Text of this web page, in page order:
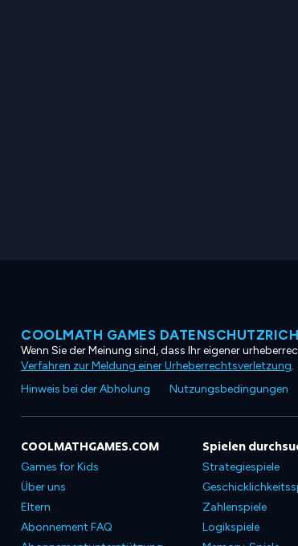
COOLMATH GAMES
Wenn Sie der Meinung sind, dass Ihr eigener
Verfahren zur Meldung einer Urheberrechtsverletzung.
Hinweis bei der Abholung
Nutzungsbedingungen
COOLMATHGAMES.COM
Games for Kids
Über uns
Eltern
Abonnement FAQ
Spielen
Strategiespiele
Zahlenspiele
Logikspiele